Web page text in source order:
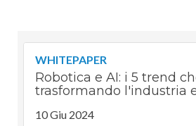
WHITEPAPER
Robotica e AI: i 5 trend
trasformando l'industria
10 Giu 2024